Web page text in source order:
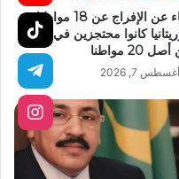
أنباء عن الإفراج عن 18 مواطنا
كانوا محتجزين في مالي
20 مواطنا
أغسطس 7, 2026